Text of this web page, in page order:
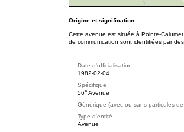
Origine et signification
Cette avenue est située à Pointe-
de communication sont identifiées par
Date d'officialisation
1982-02-04
Spécifique
56e Avenue
Générique (avec ou sans particules
Type d'entité
Avenue